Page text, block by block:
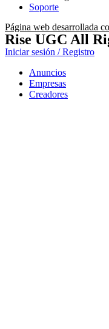
Soporte
Página web desarrollada
Rise UGC All
Iniciar sesión / Registro
Anuncios
Empresas
Creadores